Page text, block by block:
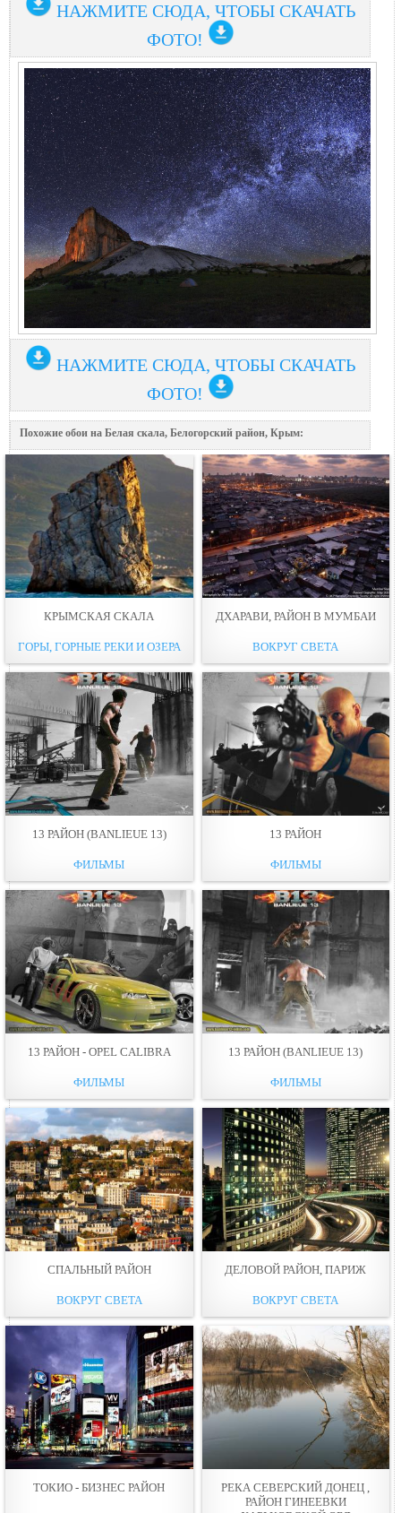
НАЖМИТЕ СЮДА, ЧТОБЫ СКАЧАТЬ
ФОТО!
НАЖМИТЕ СЮДА, ЧТОБЫ СКАЧАТЬ
ФОТО!
Похожие обои на Белая скала, Белогорский район, Крым:
КРЫМСКАЯ СКАЛА
ГОРЫ, ГОРНЫЕ РЕКИ И ОЗЕРА
ДХАРАВИ, РАЙОН В МУМБАИ
ВОКРУГ СВЕТА
13 РАЙОН (BANLIEUE 13)
ФИЛЬМЫ
13 РАЙОН
ФИЛЬМЫ
13 РАЙОН - OPEL CALIBRA
ФИЛЬМЫ
13 РАЙОН (BANLIEUE 13)
ФИЛЬМЫ
СПАЛЬНЫЙ РАЙОН
ВОКРУГ СВЕТА
ДЕЛОВОЙ РАЙОН, ПАРИЖ
ВОКРУГ СВЕТА
ТОКИО - БИЗНЕС РАЙОН
РЕКА СЕВЕРСКИЙ ДОНЕЦ ,
РАЙОН ГИНЕЕВКИ